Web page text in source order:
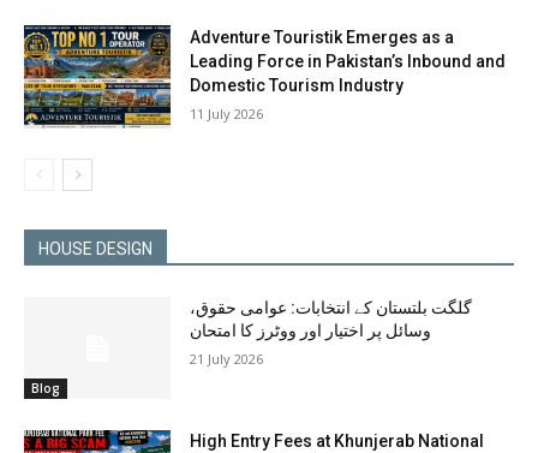
Adventure Touristik Emerges as a
Leading Force in Pakistan’s Inbound and
Domestic Tourism Industry
11 July 2026
HOUSE DESIGN
Blog
گلگت بلتستان کے انتخابات: عوامی حقوق،
وسائل پر اختیار اور ووٹرز کا امتحان
21 July 2026
High Entry Fees at Khunjerab National